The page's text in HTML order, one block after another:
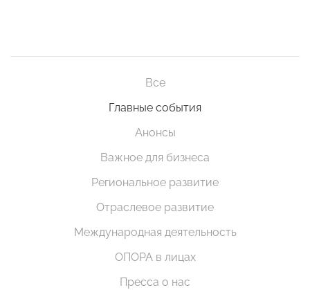
Все
Главные события
Анонсы
Важное для бизнеса
Региональное развитие
Отраслевое развитие
Международная деятельность
ОПОРА в лицах
Пресса о нас